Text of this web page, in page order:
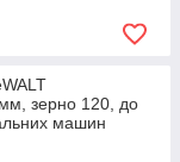
зерно 120, до
машин